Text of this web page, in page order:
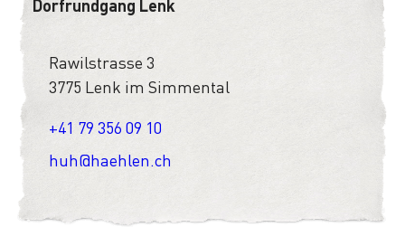
Dorfrundgang Lenk
Rawilstrasse 3
3775 Lenk im Simmental
+41 79 356 09 10
huh@haehlen.ch